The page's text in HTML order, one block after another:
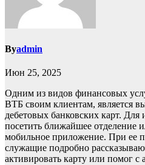
Byadmin
Июн 25, 2025
Одним из видов финансовых
ВТБ своим клиентам, является
дебетовых банковских карт.
посетить ближайшее отделение
мобильное приложение. При ее
служащие подробно
активировать карту или помог